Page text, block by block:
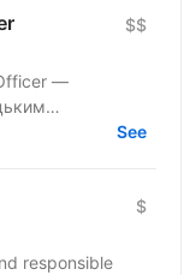
$$
—
повну
See
$
responsible